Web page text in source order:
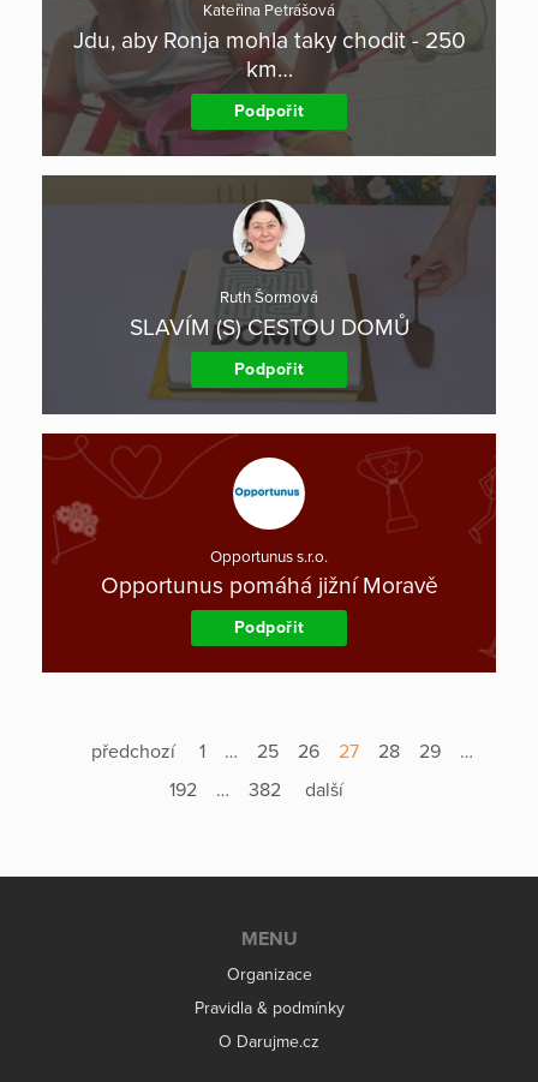
Kateřina Petrášová
Jdu, aby Ronja mohla taky chodit - 250
km…
Podpořit
Ruth Šormová
SLAVÍM (S) CESTOU DOMŮ
Podpořit
Opportunus s.r.o.
Opportunus pomáhá jižní Moravě
Podpořit
předchozí 1 … 25 26 27 28 29
…
192
… 382 další
MENU
Organizace
Pravidla & podmínky
O Darujme.cz